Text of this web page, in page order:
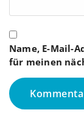
Name, E-Mail-
für meinen